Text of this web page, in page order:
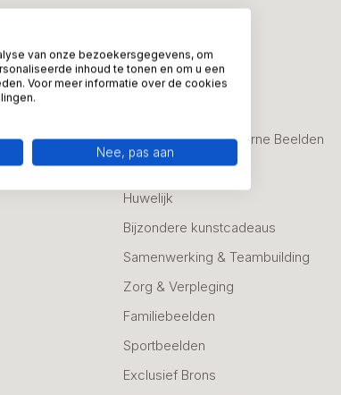
Zakelijke Cadeaus
Bedanken
Alle Bronzen & Moderne Beelden
Geslaagd
Huwelijk
Bijzondere kunstcadeaus
Samenwerking & Teambuilding
Zorg & Verpleging
Familiebeelden
Sportbeelden
Exclusief Brons
van onze bezoekersgegevens, om
inhoud te tonen en om u een
Voor meer informatie over de cookies
Nee, pas aan